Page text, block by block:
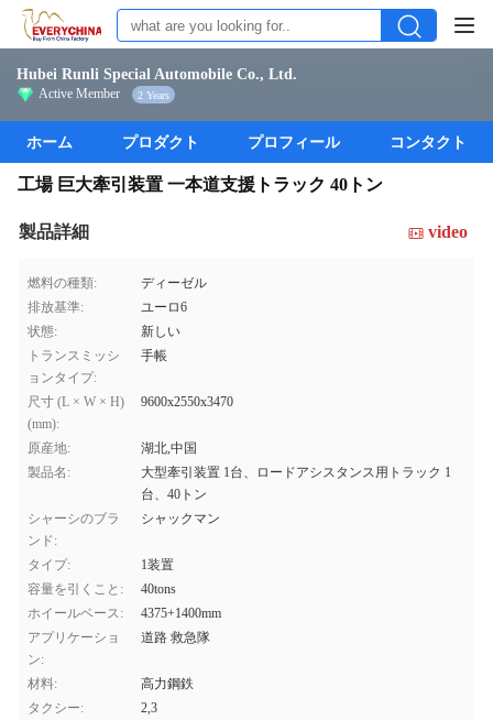
Hubei Runli Special Automobile Co., Ltd.
Active Member 2 Years
ホーム プロダクト プロフィール コンタクト
工場 巨大牽引装置 一本道支援トラック 40トン
製品詳細 video
燃料の種類:
ディーゼル
排放基準:
ユーロ6
状態:
新しい
トランスミッシ
ョンタイプ:
手帳
尺寸 (L × W × H)
(mm):
9600x2550x3470
原産地:
湖北,中国
製品名:
大型牽引装置 1台、ロードアシスタンス用トラック 1
台、40トン
シャーシのブラ
ンド:
シャックマン
タイプ:
1装置
容量を引くこと:
40tons
ホイールベース:
4375+1400mm
アプリケーショ
ン:
道路 救急隊
材料:
高力鋼鉄
タクシー:
2,3